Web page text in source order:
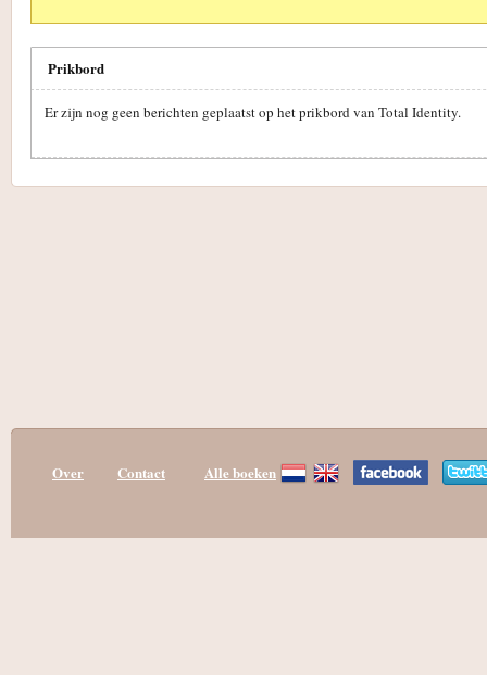
Prikbord
Er zijn nog geen berichten geplaatst op het prikbord van Total Identity.
Over Contact Alle boeken